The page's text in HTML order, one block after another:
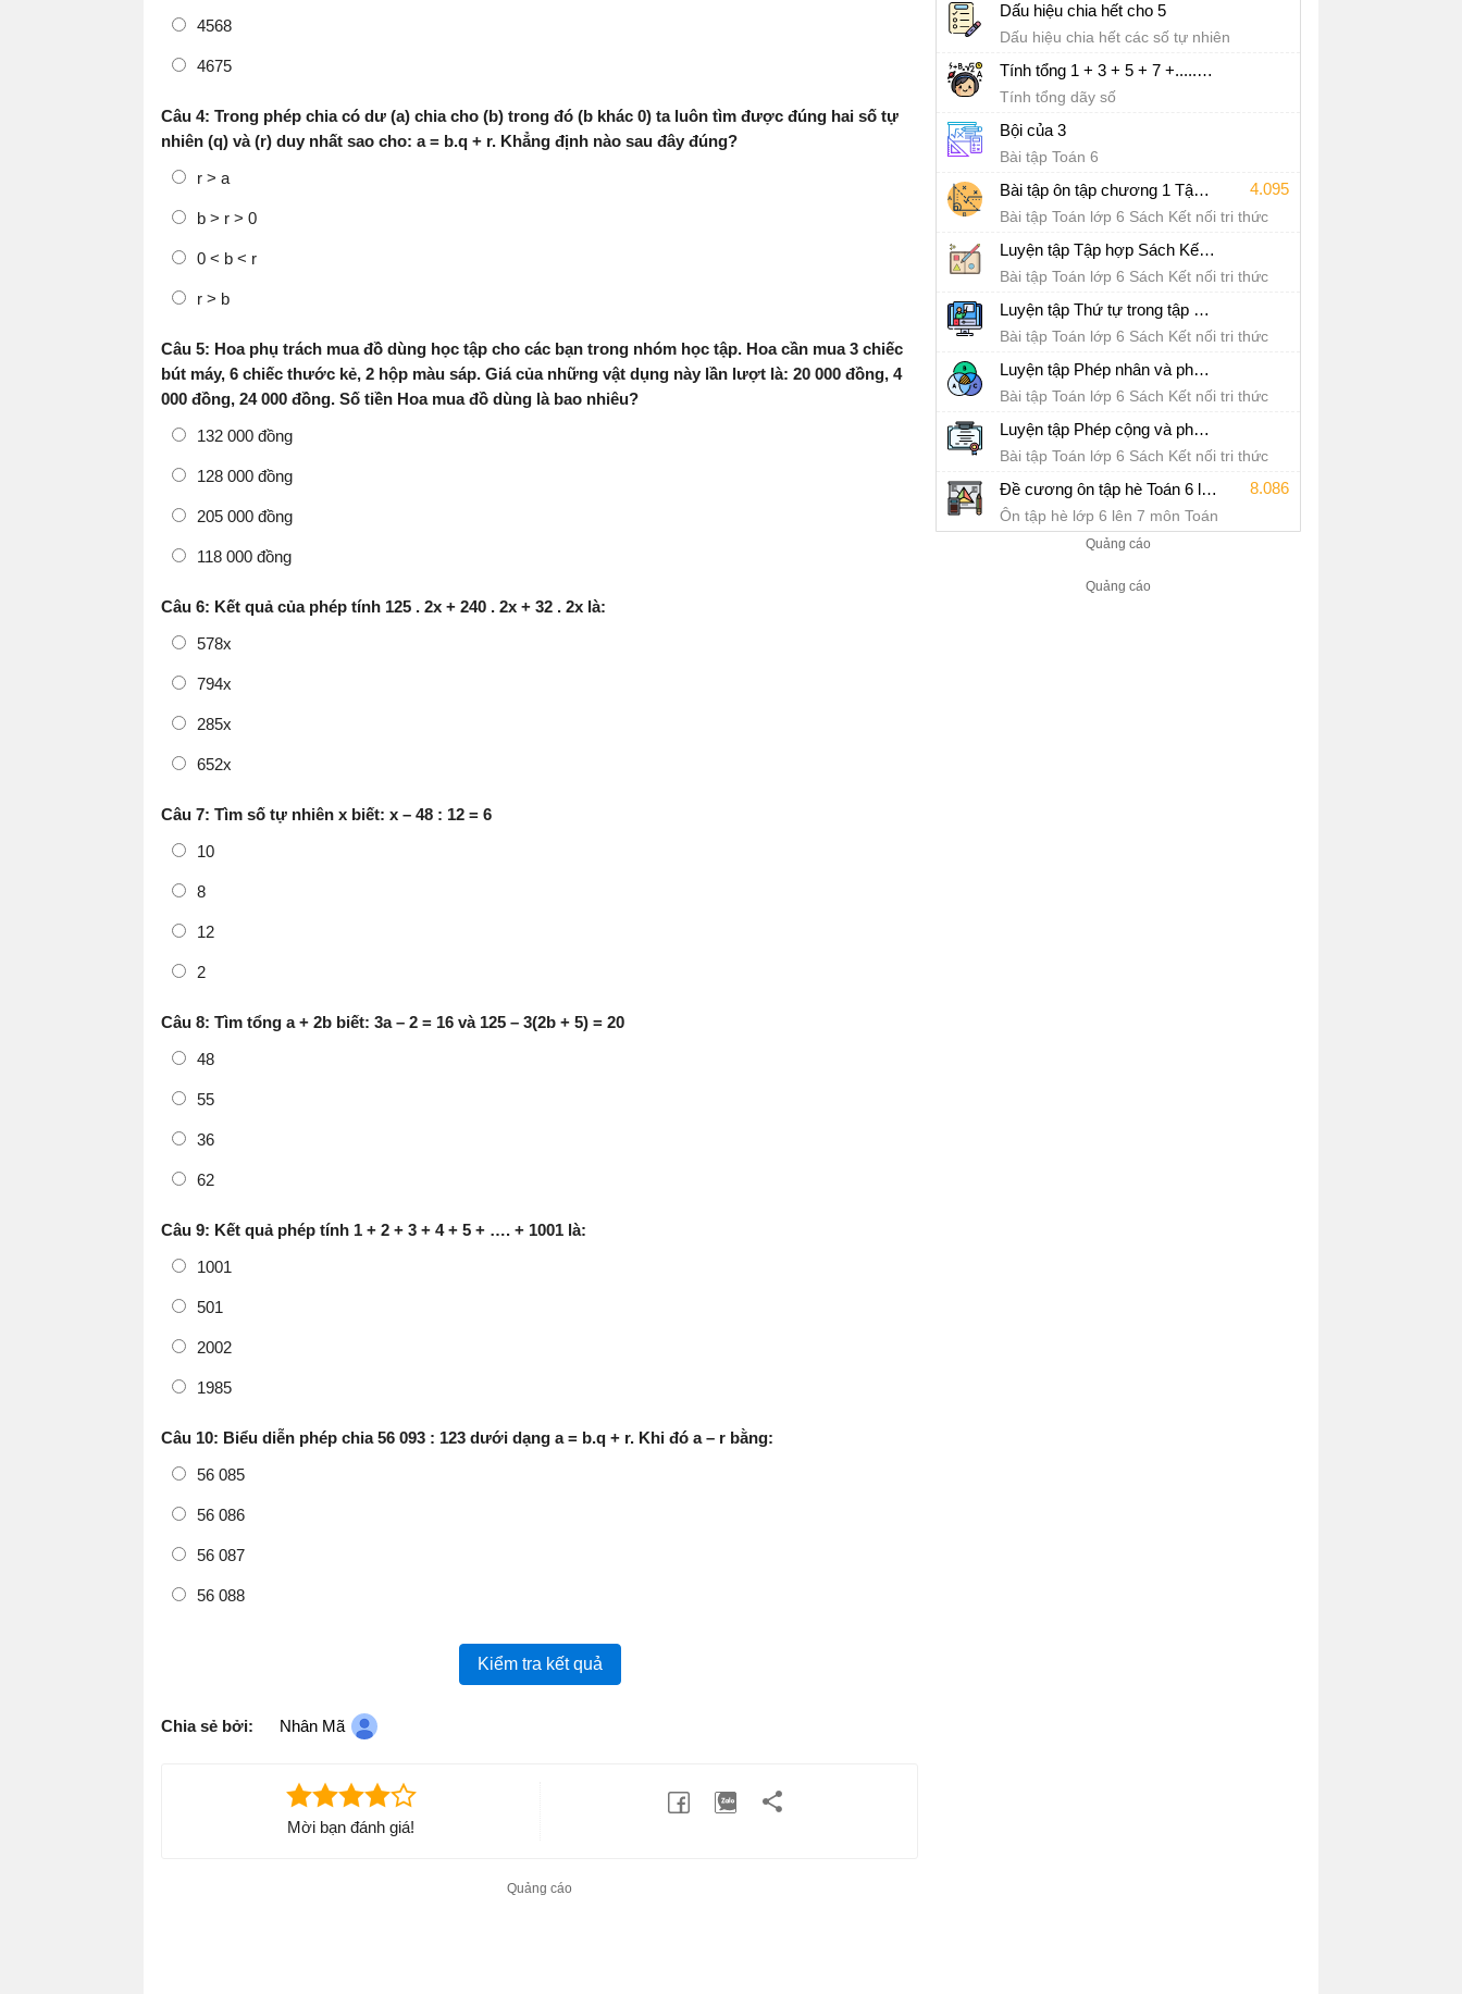
4568
4675
Câu 4: Trong phép chia có dư (a) chia cho (b) trong đó (b khác 0) ta luôn tìm được đúng hai số tự
nhiên (q) và (r) duy nhất sao cho: a = b.q + r. Khẳng định nào sau đây đúng?
r > a
b > r > 0
0 < b < r
r > b
Câu 5: Hoa phụ trách mua đồ dùng học tập cho các bạn trong nhóm học tập. Hoa cần mua 3 chiếc
bút máy, 6 chiếc thước kẻ, 2 hộp màu sáp. Giá của những vật dụng này lần lượt là: 20 000 đồng, 4
000 đồng, 24 000 đồng. Số tiền Hoa mua đồ dùng là bao nhiêu?
132 000 đồng
128 000 đồng
205 000 đồng
118 000 đồng
Câu 6: Kết quả của phép tính 125 . 2x + 240 . 2x + 32 . 2x là:
578x
794x
285x
652x
Câu 7: Tìm số tự nhiên x biết: x – 48 : 12 = 6
10
8
12
2
Câu 8: Tìm tổng a + 2b biết: 3a – 2 = 16 và 125 – 3(2b + 5) = 20
48
55
36
62
Câu 9: Kết quả phép tính 1 + 2 + 3 + 4 + 5 + …. + 1001 là:
1001
501
2002
1985
Câu 10: Biểu diễn phép chia 56 093 : 123 dưới dạng a = b.q + r. Khi đó a – r bằng:
56 085
56 086
56 087
56 088
Kiểm tra kết quả
Chia sẻ bởi: Nhân Mã
Mời bạn đánh giá!
Dấu hiệu chia hết cho 5
Dấu hiệu chia hết các số tự nhiên
Tính tổng 1 + 3 + 5 + 7 +.....+ (2n - 1)
Tính tổng dãy số
Bội của 3
Bài tập Toán 6
Bài tập ôn tập chương 1 Tập hợp các số tự nhiên Sách Kết nối tri thức với cuộc sống 4.095
Bài tập Toán lớp 6 Sách Kết nối tri thức
với cuộc sống
Luyện tập Tập hợp Sách Kết nối tri thức với cuộc sống
Bài tập Toán lớp 6 Sách Kết nối tri thức
với cuộc sống
Luyện tập Thứ tự trong tập hợp các số tự nhiên
Bài tập Toán lớp 6 Sách Kết nối tri thức
với cuộc sống
Luyện tập Phép nhân và phép chia số tự nhiên
Bài tập Toán lớp 6 Sách Kết nối tri thức
với cuộc sống
Luyện tập Phép cộng và phép trừ số tự nhiên
Bài tập Toán lớp 6 Sách Kết nối tri thức
với cuộc sống
Đề cương ôn tập hè Toán 6 lên 7 8.086
Ôn tập hè lớp 6 lên 7 môn Toán